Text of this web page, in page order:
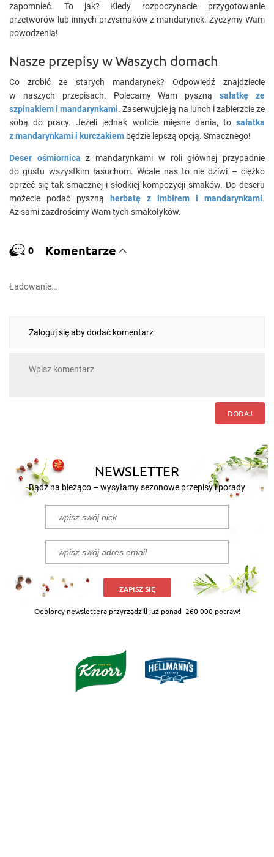
zapomnieć. To jak? Kiedy rozpoczynacie przygotowanie
przetworów lub innych przysmaków z mandarynek. Życzymy Wam
powodzenia!
Nasze przepisy w Waszych domach
Co zrobić ze starych mandarynek? Odpowiedź znajdziecie
w naszych przepisach. Polecamy Wam pysznąsałatkę ze
szpinakiem i mandarynkami. Zaserwujcie ją na lunch i zabierzcie ze
sobą do pracy. Jeżeli jednak wolicie mięsne dania, to sałatka
z mandarynkami i kurczakiem będzie lepszą opcją. Smacznego!
Deser ośmiornica z mandarynkami w roli głównej przypadnie
do gustu wszystkim łasuchom. Wcale nas to nie dziwi – ciężko
oprzeć się tak smacznej i słodkiej kompozycji smaków. Do deseru
możecie podać pyszną
herbatę z imbirem i mandarynkami.
Aż sami zazdrościmy Wam tych smakołyków.
0 Komentarze
Ładowanie…
Zaloguj się aby dodać komentarz
DODAJ
NEWSLETTER
Bądź na bieżąco – wysyłamy sezonowe przepisy i porady
ZAPISZ SIĘ
Odbiorcy newslettera przyrządzili już ponad 260 000 potraw!